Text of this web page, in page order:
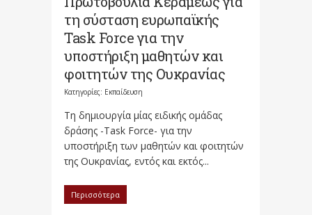
τη σύσταση ευρωπαϊκής
Task Force για την
υποστήριξη μαθητών και
φοιτητών της Ουκρανίας
Κατηγορίες: Εκπαίδευση
Τη δημιουργία μίας ειδικής ομάδας
δράσης -Task Force- για την
υποστήριξη των μαθητών και φοιτητών
της Ουκρανίας, εντός και εκτός...
Περισσότερα